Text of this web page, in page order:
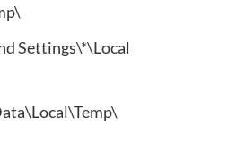
Settings\*\Local